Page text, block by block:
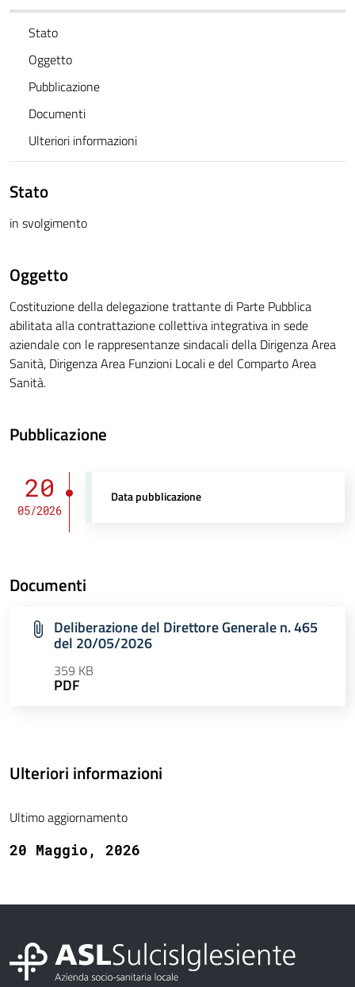
Stato
Oggetto
Pubblicazione
Documenti
Ulteriori informazioni
Stato
in svolgimento
Oggetto
Costituzione della delegazione trattante di Parte Pubblica
abilitata alla contrattazione collettiva integrativa in sede
aziendale con le rappresentanze sindacali della Dirigenza Area
Sanità, Dirigenza Area Funzioni Locali e del Comparto Area
Sanità.
Pubblicazione
20
05/2026
Data pubblicazione
Documenti
Deliberazione del Direttore Generale n. 465
del 20/05/2026
359 KB
PDF
Ulteriori informazioni
Ultimo aggiornamento
20 Maggio, 2026